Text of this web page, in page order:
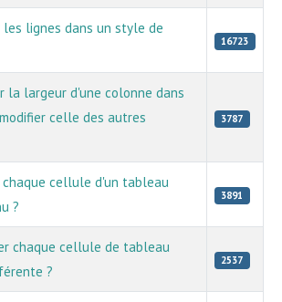
les lignes dans un style de
16723
la largeur d'une colonne dans
celle des autres
3787
chaque cellule d'un tableau
?
3891
chaque cellule de tableau
?
2537